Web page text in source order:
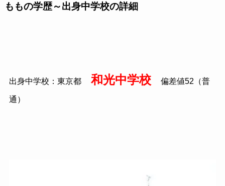
ももの学歴～出身中学校の詳細
出身中学校：東京都 和光中学校 偏差値52（普
通）